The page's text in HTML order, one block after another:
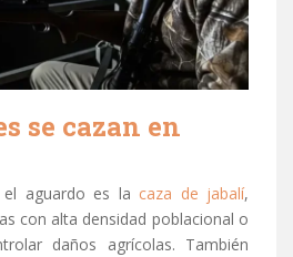
se cazan en
aguardo es la caza de jabalí,
con alta densidad poblacional o
daños agrícolas. También